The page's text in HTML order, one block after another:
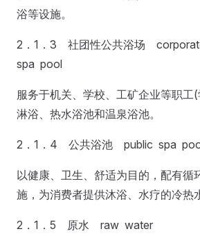
浴等设施。
2．1．3 社团性公共浴场
spa pool
服务于机关、学校、工矿企业等职工
淋浴、热水浴池和温泉浴池。
2．1．4 公共浴池 public spa
以健康、卫生、舒适为目的，配有循
施，为消费者提供沐浴、水疗的冷热
2．1．5 原水 raw water